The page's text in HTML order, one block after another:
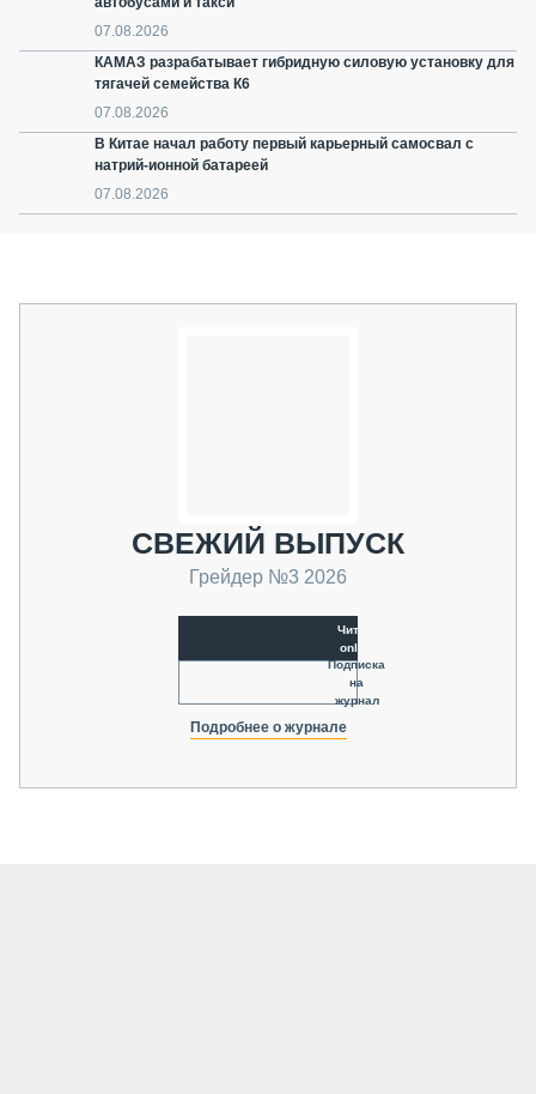
07.08.2026
КАМАЗ разрабатывает гибридную силовую установку для
тягачей семейства К6
07.08.2026
В Китае начал работу первый карьерный самосвал с
натрий-ионной батареей
07.08.2026
СВЕЖИЙ ВЫПУСК
Грейдер №3 2026
Читать
online
Подписка
на
журнал
Подробнее о журнале